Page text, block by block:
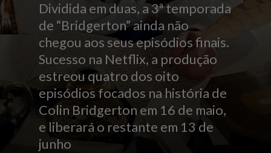
Dividida em duas, a 3ª temporada
de “Bridgerton” ainda não
chegou aos seus episódios finais.
Sucesso na Netflix, a produção
estreou quatro dos oito
episódios focados na história de
Colin Bridgerton em 16 de maio,
e liberará o restante em 13 de
junho